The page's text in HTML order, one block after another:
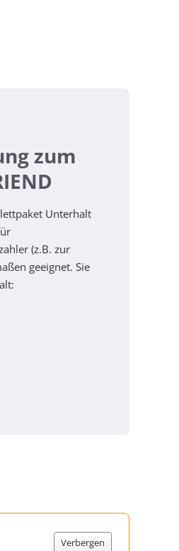
zum
Unterhalt
(z.B. zur
geeignet. Sie
Verbergen